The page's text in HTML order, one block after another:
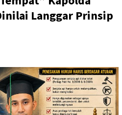
Langgar Prinsip